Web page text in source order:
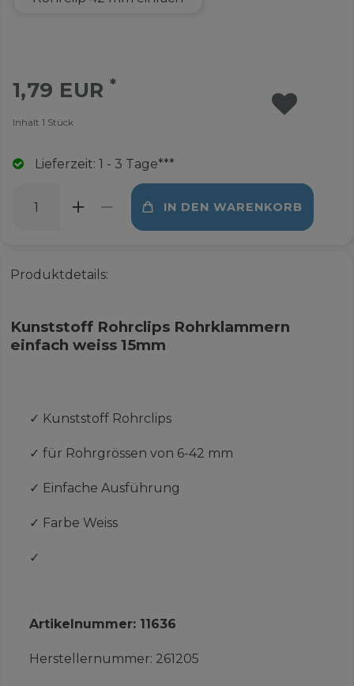
1,79 EUR*
Inhalt 1 Stück
Lieferzeit: 1 - 3 Tage***
IN DEN WARENKORB
Produktdetails:
Kunststoff Rohrclips Rohrklammern
einfach weiss 15mm
✓ Kunststoff Rohrclips
✓ für Rohrgrössen von 6-42 mm
✓ Einfache Ausführung
✓ Farbe Weiss
✓
Artikelnummer: 11636
Herstellernummer: 261205